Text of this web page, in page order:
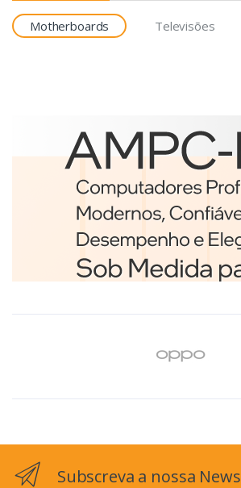
Motherboards Televisões
Etiquetas
Brother
etiqueta
Branco
€98,75
Subscreva a nossa